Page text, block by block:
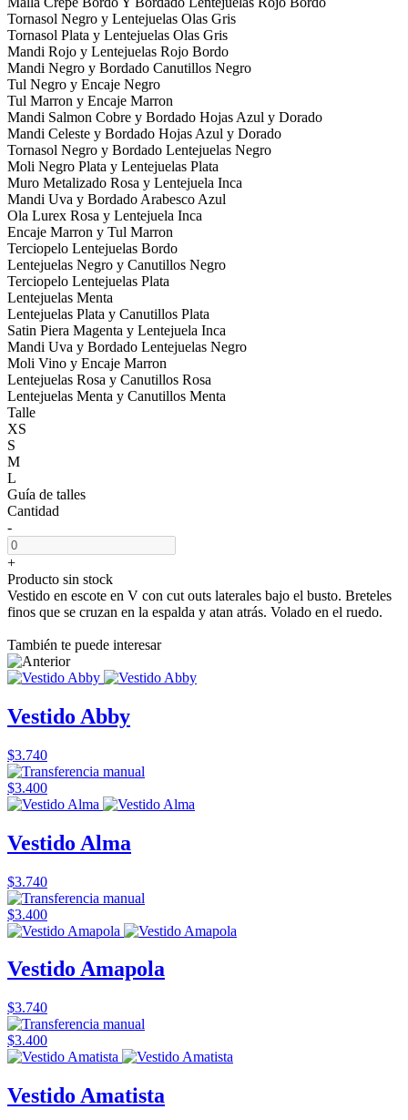
Tornasol Negro y Lentejuelas Olas Gris
Tornasol Plata y Lentejuelas Olas Gris
Mandi Rojo y Lentejuelas Rojo Bordo
Mandi Negro y Bordado Canutillos Negro
Tul Negro y Encaje Negro
Tul Marron y Encaje Marron
Mandi Salmon Cobre y Bordado Hojas Azul y Dorado
Mandi Celeste y Bordado Hojas Azul y Dorado
Tornasol Negro y Bordado Lentejuelas Negro
Moli Negro Plata y Lentejuelas Plata
Muro Metalizado Rosa y Lentejuela Inca
Mandi Uva y Bordado Arabesco Azul
Ola Lurex Rosa y Lentejuela Inca
Encaje Marron y Tul Marron
Terciopelo Lentejuelas Bordo
Lentejuelas Negro y Canutillos Negro
Terciopelo Lentejuelas Plata
Lentejuelas Menta
Lentejuelas Plata y Canutillos Plata
Satin Piera Magenta y Lentejuela Inca
Mandi Uva y Bordado Lentejuelas Negro
Moli Vino y Encaje Marron
Lentejuelas Rosa y Canutillos Rosa
Lentejuelas Menta y Canutillos Menta
Talle
XS
S
M
L
Guía de talles
Cantidad
-
+
Producto sin stock
Vestido en escote en V con cut outs laterales bajo el busto. Breteles
finos que se cruzan en la espalda y atan atrás. Volado en el ruedo.
También te puede interesar
Vestido Abby
$3.740
$3.400
Vestido Alma
$3.740
$3.400
Vestido Amapola
$3.740
$3.400
Vestido Amatista